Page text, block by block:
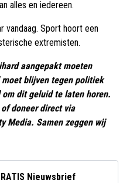
alles en iedereen.
vandaag. Sport hoort een
extremisten.
aangepakt moeten
moet blijven tegen politiek
om dit geluid te laten horen.
doneer direct via
Media. Samen zeggen wij
Nieuwsbrief